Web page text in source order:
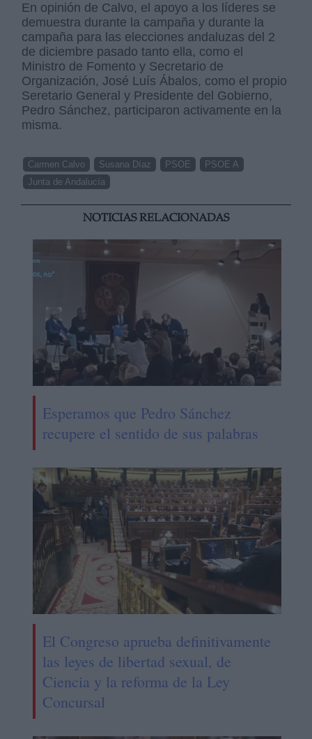
En opinión de Calvo, el apoyo a los líderes se
demuestra durante la campaña y durante la
campaña para las elecciones andaluzas del 2
de diciembre pasado tanto ella, como el
Ministro de Fomento y Secretario de
Organización, José Luís Ábalos, como el propio
Seretario General y Presidente del Gobierno,
Pedro Sánchez, participaron activamente en la
misma.
Carmen Calvo Susana Díaz PSOE
PSOE A
Junta de Andalucía
NOTICIAS RELACIONADAS
Esperamos que Pedro Sánchez
recupere el sentido de sus palabras
El Congreso aprueba definitivamente
las leyes de libertad sexual, de
Ciencia y la reforma de la Ley
Concursal